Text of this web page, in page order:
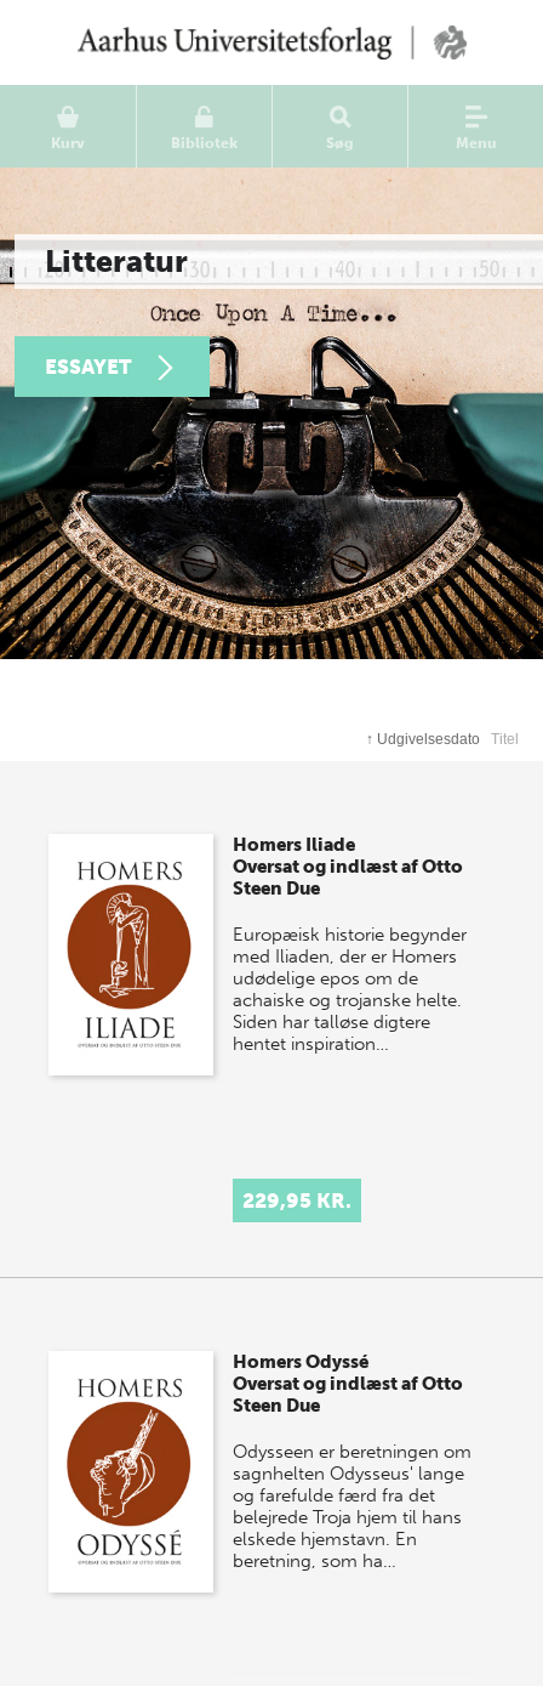
Kurv Bibliotek Søg Menu
Litteratur
ESSAYET
↑ Udgivelsesdato Titel
Homers Iliade
Oversat og indlæst af Otto
Steen Due
Europæisk historie begynder
med Iliaden, der er Homers
udødelige epos om de
achaiske og trojanske helte.
Siden har talløse digtere
hentet inspiration…
229,95 KR.
Homers Odyssé
Oversat og indlæst af Otto
Steen Due
Odysseen er beretningen om
sagnhelten Odysseus' lange
og farefulde færd fra det
belejrede Troja hjem til hans
elskede hjemstavn. En
beretning, som ha…